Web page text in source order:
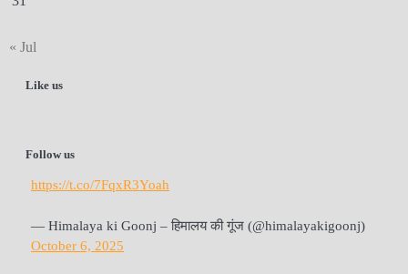
« Jul
Like us
Follow us
https://t.co/7FqxR3Yoah
— Himalaya ki Goonj – हिमालय की गूंज (@himalayakigoonj)
October 6, 2025